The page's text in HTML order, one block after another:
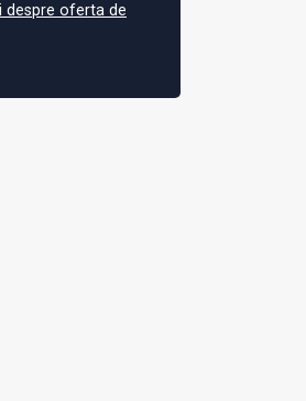
oferta de